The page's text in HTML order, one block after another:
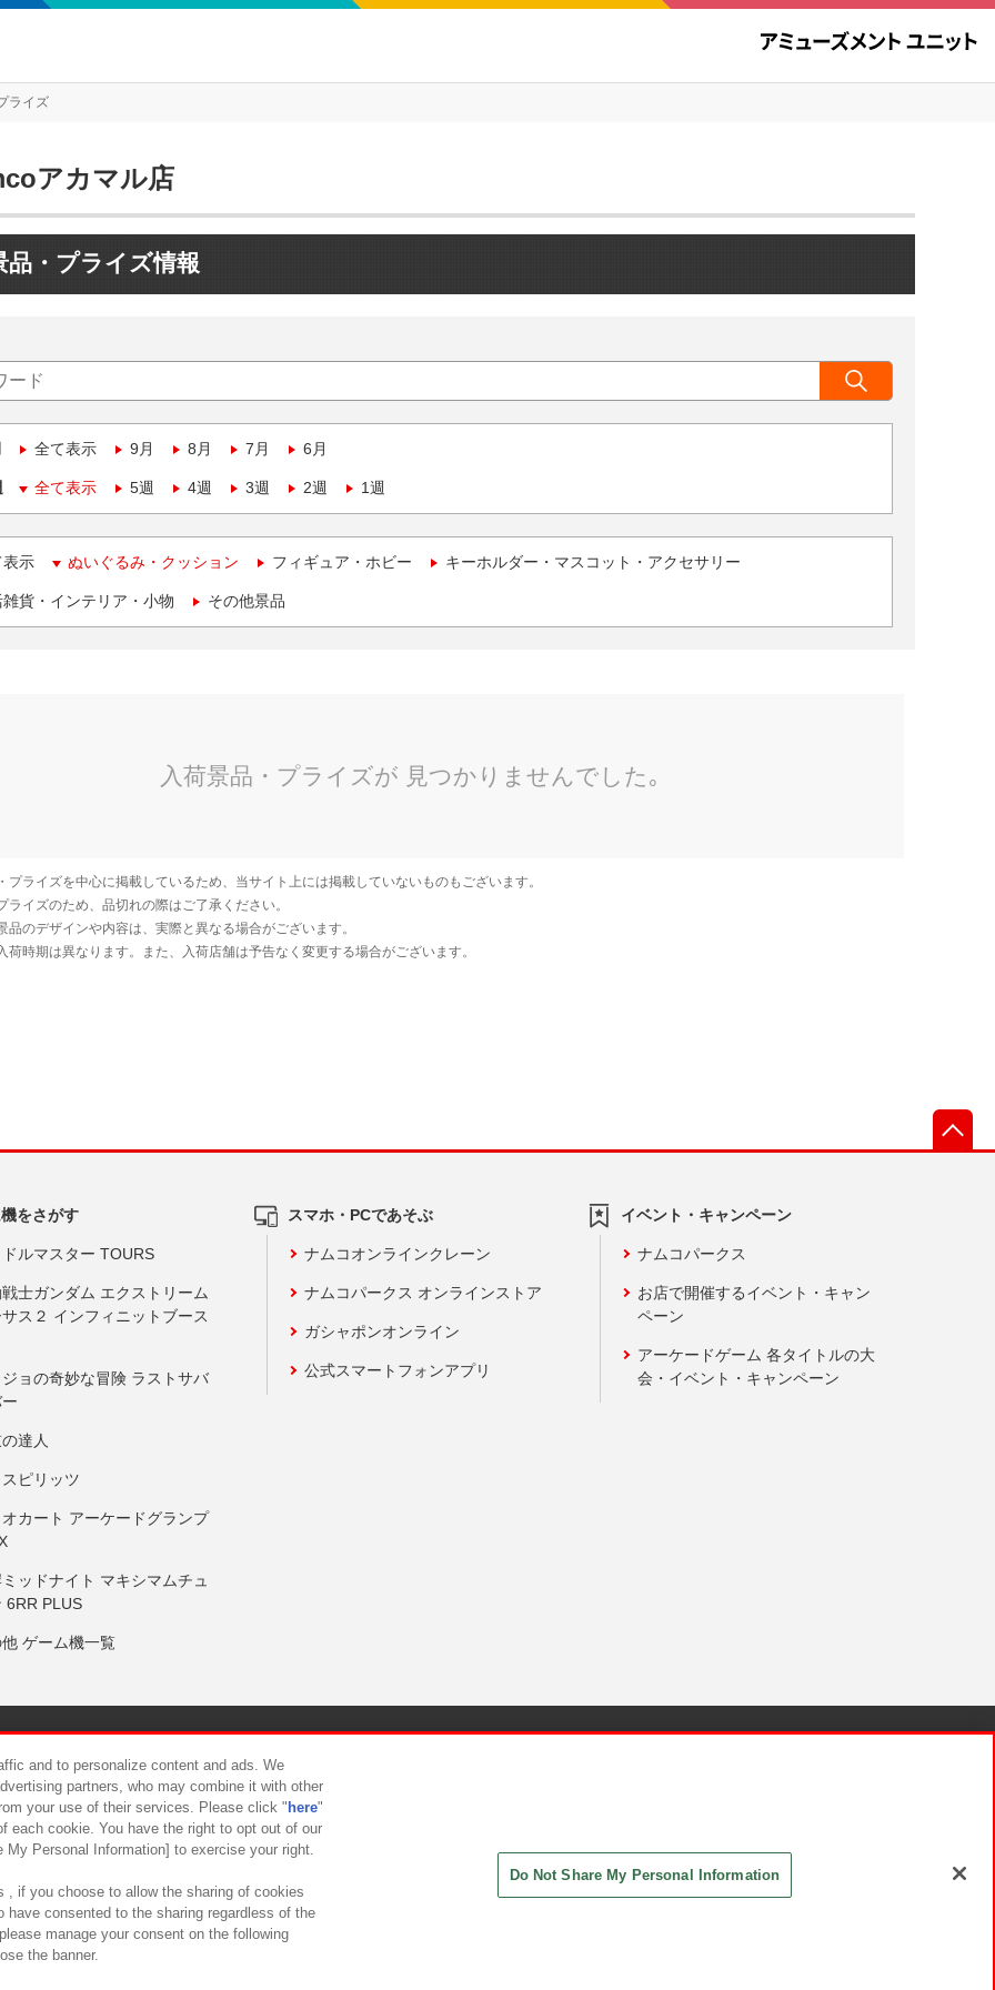
ライズ
アカマル店
品・プライズ情報
全て表示 9月 8月 7月 6月
全て表示 5週 4週 3週 2週 1週
表示 ぬいぐるみ・クッション フィギュア・ホビー キーホルダー・マスコット・アクセサリー
貨・インテリア・小物 その他景品
をさがす
ルマスター TOURS
士ガンダム エクストリーム
ス２ インフィニットブース
ョの奇妙な冒険 ラストサバ
達人
ピリッツ
カート アーケードグランプ
ッドナイト マキシマムチュ
6RR PLUS
ゲーム機一覧
スマホ・PCであそぶ
ナムコオンラインクレーン
ナムコパークス オンラインストア
ガシャポンオンライン
公式スマートフォンアプリ
イベント・キャンペーン
ナムコパークス
お店で開催するイベント・キャン
ペーン
アーケードゲーム 各タイトルの大
会・イベント・キャンペーン
について カスタマーハラスメント対応方針
and to personalize content and ads. We
partners, who may combine it with other
your use of their services. Please click " here"
each cookie. You have the right to opt out of our
Personal Information] to exercise your right.
, if you choose to allow the sharing of cookies
have consented to the sharing regardless of the
manage your consent on the following
the banner.
Do Not Share My Personal Information